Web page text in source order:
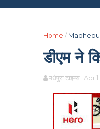
Home /
डीएम ने
मधेपुरा टाइम्स April